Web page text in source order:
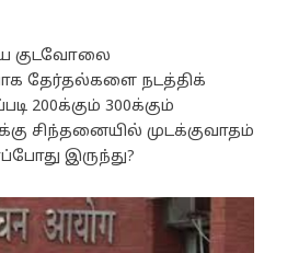
குடவோலை
தேர்தல்களை நடத்திக்
200க்கும் 300க்கும்
சிந்தனையில் முடக்குவாதம்
இருந்து?